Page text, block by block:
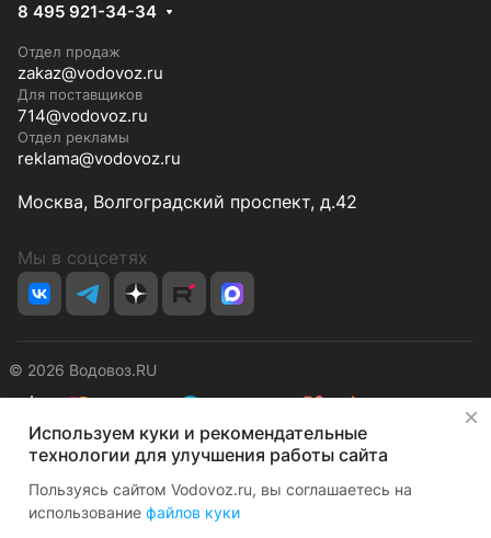
8 495 921-34-34
Отдел продаж
zakaz@vodovoz.ru
Для поставщиков
714@vodovoz.ru
Отдел рекламы
reklama@vodovoz.ru
Москва, Волгоградский проспект, д.42
Мы в соцсетях
© 2026 Водовоз.RU
КонфиденциальностьОферта
Используем куки и рекомендательные
технологии для улучшения работы сайта
Пользуясь сайтом Vodovoz.ru, вы соглашаетесь на
использование файлов куки